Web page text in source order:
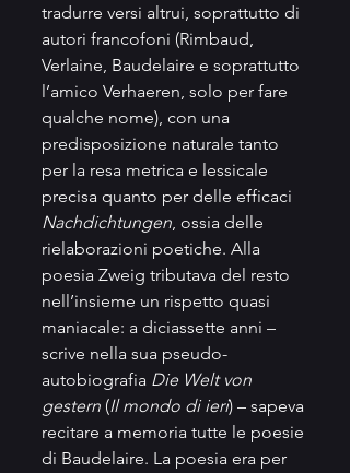
tradurre versi altrui, soprattutto di
autori francofoni (Rimbaud,
Verlaine, Baudelaire e soprattutto
l’amico Verhaeren, solo per fare
qualche nome), con una
predisposizione naturale tanto
per la resa metrica e lessicale
precisa quanto per delle efficaci
Nachdichtungen, ossia delle
rielaborazioni poetiche. Alla
poesia Zweig tributava del resto
nell’insieme un rispetto quasi
maniacale: a diciassette anni –
scrive nella sua pseudo-
autobiografia Die Welt von
gestern (Il mondo di ieri) – sapeva
recitare a memoria tutte le poesie
di Baudelaire. La poesia era per